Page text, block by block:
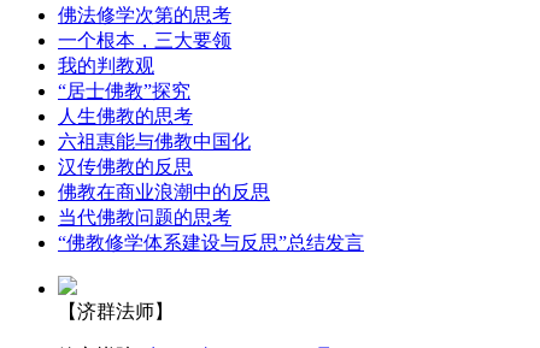
佛法修学次第的思考
一个根本，三大要领
我的判教观
“居士佛教”探究
人生佛教的思考
六祖惠能与佛教中国化
汉传佛教的反思
佛教在商业浪潮中的反思
当代佛教问题的思考
“佛教修学体系建设与反思”总结发言
【济群法师】